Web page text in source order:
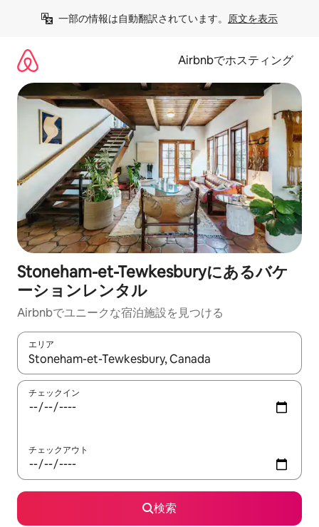
一部の情報は自動翻訳されています。 原文を表示
Airbnbでホスティング
Stoneham-et-Tewkesburyにあるバケ
ーションレンタル
Airbnbでユニークな宿泊施設を見つける
エリア
検索結果が表示されたら、上下の矢印キーを使って移動するか
チェックイン
チェックアウト
検索